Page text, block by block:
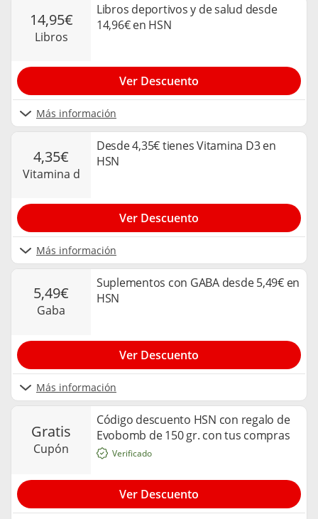
14,95€
libros
Libros deportivos y de salud desde
14,96€ en HSN
Más información
Ver Descuento
4,35€
vitamina d
Desde 4,35€ tienes Vitamina D3 en
HSN
Más información
Ver Descuento
5,49€
gaba
Suplementos con GABA desde 5,49€ en
HSN
Más información
Ver Descuento
gratis
cupón
Código descuento HSN con regalo de
Evobomb de 150 gr. con tus compras
Verificado
Ver Descuento